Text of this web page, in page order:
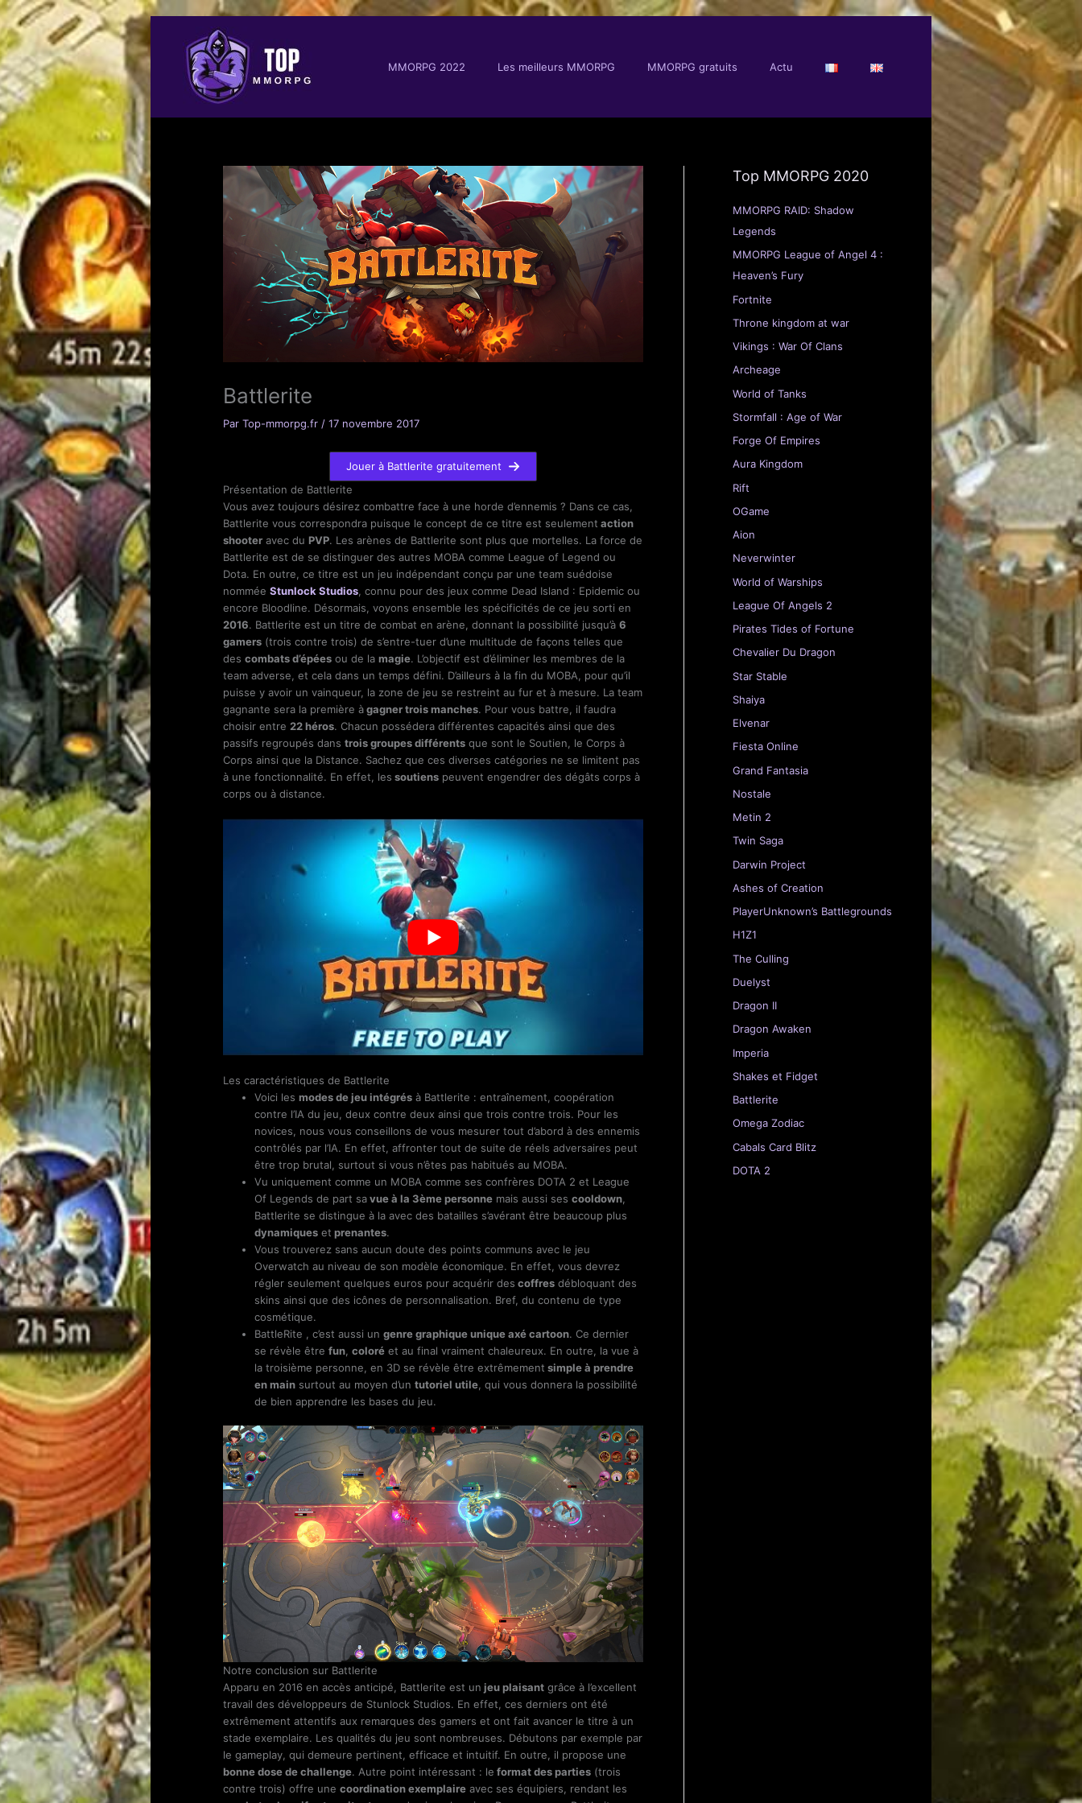
MMORPG 2022 Les meilleurs MMORPG MMORPG gratuits Actu
Battlerite
Par Top-mmorpg.fr / 17 novembre 2017
Jouer à Battlerite gratuitement
Présentation de Battlerite
Vous avez toujours désirez combattre face à une horde d’ennemis ? Dans ce cas,
Battlerite vous correspondra puisque le concept de ce titre est seulement action
shooter avec du PVP. Les arènes de Battlerite sont plus que mortelles. La force de
Battlerite est de se distinguer des autres MOBA comme League of Legend ou
Dota. En outre, ce titre est un jeu indépendant conçu par une team suédoise
nommée Stunlock Studios , connu pour des jeux comme Dead Island : Epidemic ou
encore Bloodline. Désormais, voyons ensemble les spécificités de ce jeu sorti en
2016. Battlerite est un titre de combat en arène, donnant la possibilité jusqu’à 6
gamers (trois contre trois) de s’entre-tuer d’une multitude de façons telles que
des combats d’épées ou de la magie. L’objectif est d’éliminer les membres de la
team adverse, et cela dans un temps défini. D’ailleurs à la fin du MOBA, pour qu’il
puisse y avoir un vainqueur, la zone de jeu se restreint au fur et à mesure. La team
gagnante sera la première àgagner trois manches. Pour vous battre, il faudra
choisir entre 22 héros. Chacun possédera différentes capacités ainsi que des
passifs regroupés dans trois groupes différents que sont le Soutien, le Corps à
Corps ainsi que la Distance. Sachez que ces diverses catégories ne se limitent pas
à une fonctionnalité. En effet, les soutiens peuvent engendrer des dégâts corps à
corps ou à distance.
Les caractéristiques de Battlerite
Voici les modes de jeu intégrés à Battlerite : entraînement, coopération
contre l’IA du jeu, deux contre deux ainsi que trois contre trois. Pour les
novices, nous vous conseillons de vous mesurer tout d’abord à des ennemis
contrôlés par l’IA. En effet, affronter tout de suite de réels adversaires peut
être trop brutal, surtout si vous n’êtes pas habitués au MOBA.
Vu uniquement comme un MOBA comme ses confrères DOTA 2 et League
Of Legends de part savue à la 3ème personne mais aussi ses cooldown
Battlerite se distingue à la avec des batailles s’avérant être beaucoup plus
dynamiques et prenantes.
Vous trouverez sans aucun doute des points communs avec le jeu
Overwatch au niveau de son modèle économique. En effet, vous devrez
régler seulement quelques euros pour acquérir des coffres débloquant des
skins ainsi que des icônes de personnalisation. Bref, du contenu de type
cosmétique.
BattleRite , c’est aussi un genre graphique unique axé cartoon. Ce dernier
se révèle être fun coloré et au final vraiment chaleureux. En outre, la vue à
la troisième personne, en 3D se révèle être extrêmement simple à prendre
en main surtout au moyen d’un tutoriel utile , qui vous donnera la possibilité
de bien apprendre les bases du jeu.
Notre conclusion sur Battlerite
Apparu en 2016 en accès anticipé, Battlerite est un jeu plaisant grâce à l’excellent
travail des développeurs de Stunlock Studios. En effet, ces derniers ont été
extrêmement attentifs aux remarques des gamers et ont fait avancer le titre à un
stade exemplaire. Les qualités du jeu sont nombreuses. Débutons par exemple par
le gameplay, qui demeure pertinent, efficace et intuitif. En outre, il propose une
bonne dose de challenge. Autre point intéressant : le format des parties (trois
contre trois) offre une coordination exemplaire avec ses équipiers, rendant les
Top MMORPG 2020
MMORPG RAID: Shadow
Legends
MMORPG League of Angel 4 :
Heaven’s Fury
Fortnite
Throne kingdom at war
Vikings : War Of Clans
Archeage
World of Tanks
Stormfall : Age of War
Forge Of Empires
Aura Kingdom
Rift
OGame
Aion
Neverwinter
World of Warships
League Of Angels 2
Pirates Tides of Fortune
Chevalier Du Dragon
Star Stable
Shaiya
Elvenar
Fiesta Online
Grand Fantasia
Nostale
Metin 2
Twin Saga
Darwin Project
Ashes of Creation
PlayerUnknown’s Battlegrounds
H1Z1
The Culling
Duelyst
Dragon II
Dragon Awaken
Imperia
Shakes et Fidget
Battlerite
Omega Zodiac
Cabals Card Blitz
DOTA 2